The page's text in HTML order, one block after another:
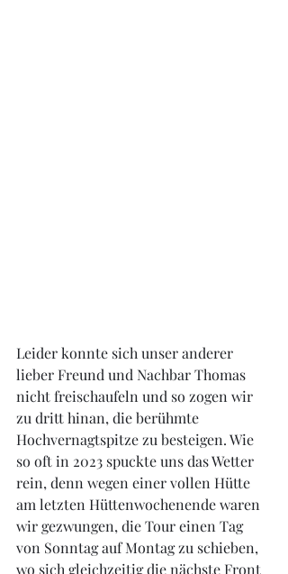
Leider konnte sich unser anderer
lieber Freund und Nachbar Thomas
nicht freischaufeln und so zogen wir
zu dritt hinan, die berühmte
Hochvernagtspitze zu besteigen. Wie
so oft in 2023 spuckte uns das Wetter
rein, denn wegen einer vollen Hütte
am letzten Hüttenwochenende waren
wir gezwungen, die Tour einen Tag
von Sonntag auf Montag zu schieben,
wo sich gleichzeitig die nächste Front